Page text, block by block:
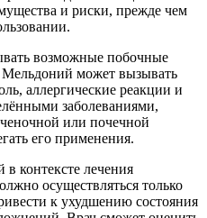
и риски, прежде чем
возможные побочные
может вызывать
аллергические реакции и
заболеваниями,
или почечной
его применения.
в контексте лечения
осуществляться только
к ухудшению состояния